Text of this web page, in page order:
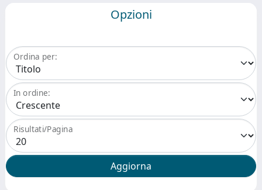
Opzioni
Ordina per:
In ordine:
Risultati/Pagina